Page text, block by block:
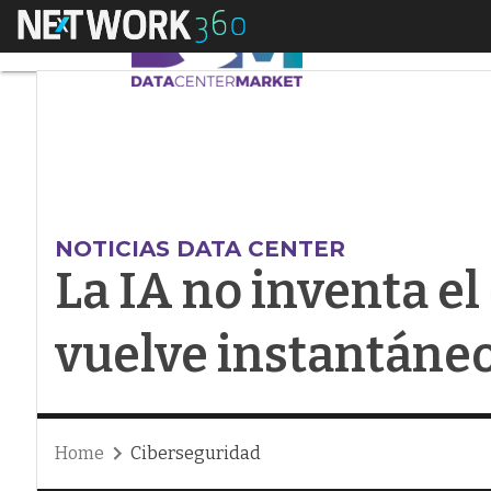
Menú
NOTICIAS DATA CENTER
La IA no inventa
vuelve
Home Ciberseguridad